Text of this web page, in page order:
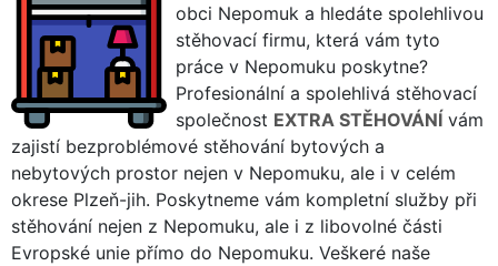
obci Nepomuk a hledáte spolehlivou
stěhovací firmu, která vám tyto
práce v Nepomuku poskytne?
Profesionální a spolehlivá stěhovací
společnost EXTRA STĚHOVÁNÍ vám
zajistí bezproblémové stěhování bytových a
nebytových prostor nejen v Nepomuku, ale i v celém
okrese Plzeň-jih. Poskytneme vám kompletní služby při
stěhování nejen z Nepomuku, ale i z libovolné části
Evropské unie přímo do Nepomuku. Veškeré naše